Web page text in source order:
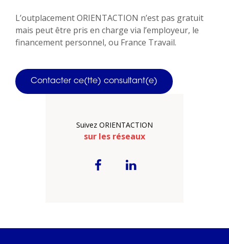
L’outplacement ORIENTACTION n’est pas gratuit
mais peut être pris en charge via l’employeur, le
financement personnel, ou France Travail.
Contacter ce(tte) consultant(e)
Suivez ORIENTACTION
sur les réseaux